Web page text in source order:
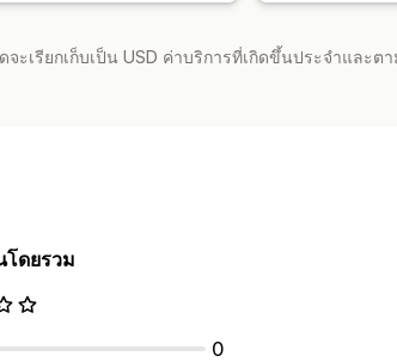
จะเรียกเก็บเป็น USD ค่าบริการที่เกิดขึ้นประจำและต
ดยรวม
0